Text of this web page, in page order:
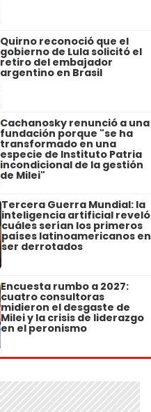
Quirno reconoció que el
gobierno de Lula solicitó el
retiro del embajador
argentino en Brasil
Cachanosky renunció a una
fundación porque "se ha
transformado en una
especie de Instituto Patria
incondicional de la gestión
de Milei"
Tercera Guerra Mundial: la
inteligencia artificial reveló
cuáles serían los primeros
países latinoamericanos en
ser derrotados
Encuesta rumbo a 2027:
cuatro consultoras
midieron el desgaste de
Milei y la crisis de liderazgo
en el peronismo